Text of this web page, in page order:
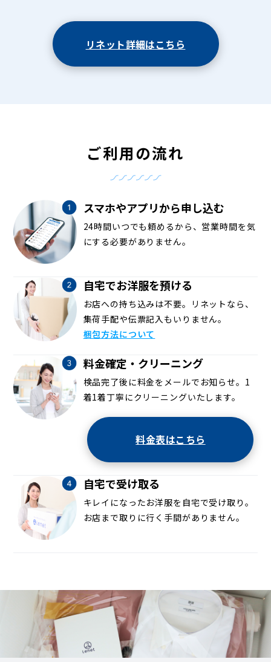
リネット詳細はこちら
ご利用の流れ
スマホやアプリから申し込む
24時間いつでも頼めるから、営業時間を気
にする必要がありません。
自宅でお洋服を預ける
お店への持ち込みは不要。リネットなら、
集荷手配や伝票記入もいりません。
梱包方法について
料金確定・クリーニング
検品完了後に料金をメールでお知らせ。1
着1着丁寧にクリーニングいたします。
料金表はこちら
自宅で受け取る
キレイになったお洋服を自宅で受け取り。
お店まで取りに行く手間がありません。